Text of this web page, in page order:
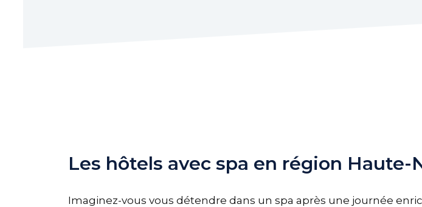
Les hôtels avec spa en région Haute-
Imaginez-vous vous détendre dans un spa après une journée